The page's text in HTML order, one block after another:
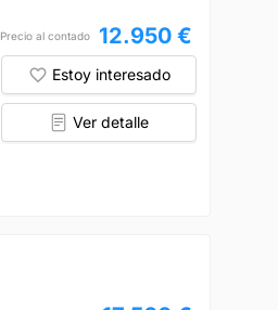
Precio al contado 12.950 €
Estoy interesado
Ver detalle